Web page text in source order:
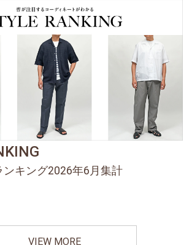
ンキング2026年6月集計
VIEW MORE